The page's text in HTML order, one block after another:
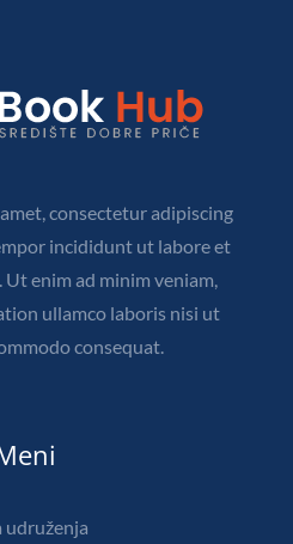
consectetur adipiscing
incididunt ut labore et
enim ad minim veniam,
ullamco laboris nisi ut
consequat.
udruženja